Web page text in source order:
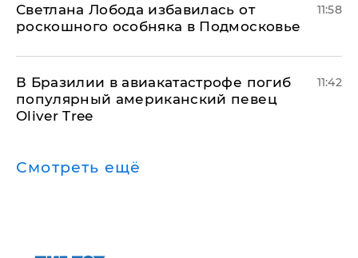
Светлана Лобода избавилась от
роскошного особняка в Подмосковье
11:58
В Бразилии в авиакатастрофе погиб
популярный американский певец
Oliver Tree
11:42
Смотреть ещё